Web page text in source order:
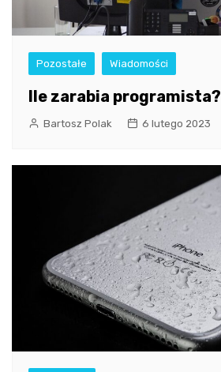
Pozostałe Wiadomości
Ile zarabia programista?
Bartosz Polak 6 lutego 2023